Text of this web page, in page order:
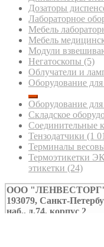
Дозаторы
Лабораторное
Мебель
Мебель
Модули
Негатоскопы (5)
Облучатели и
Оборудование
Оборудование
Складское
Соединительные
Тензодатчики (1
Терминалы
Термоэтикетки
этикетки (24)
ООО
193079, Санкт-
наб., д.74, корпус 2